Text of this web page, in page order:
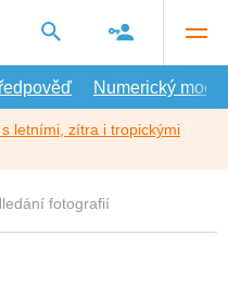
Numerický model
letními, zítra i tropickými
fotografií